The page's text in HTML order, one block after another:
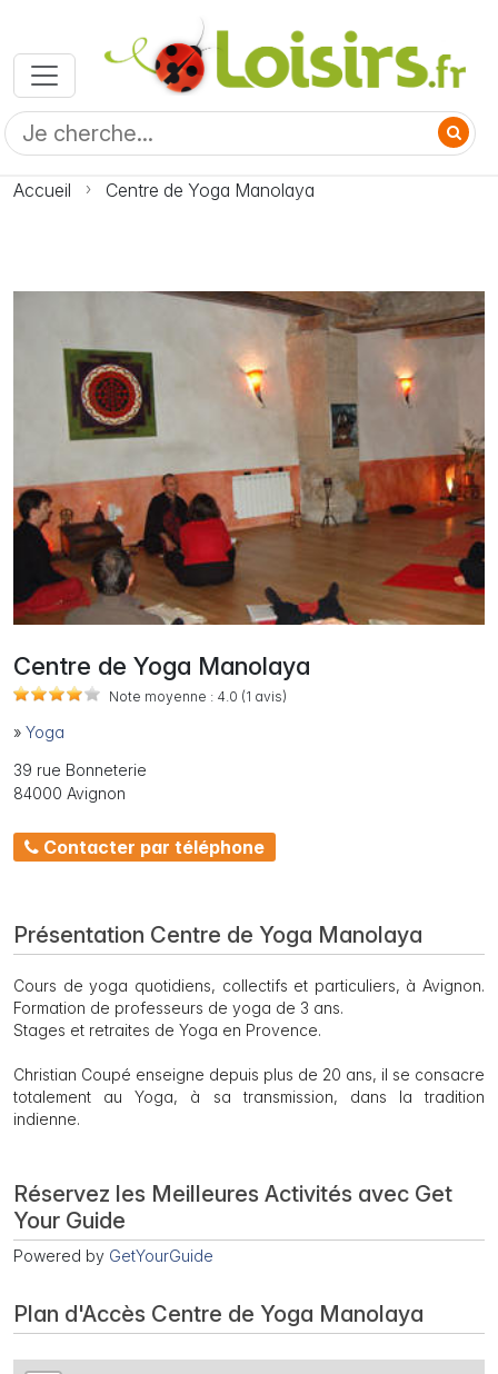
Accueil Centre de Yoga Manolaya
Photo Centre de Yoga Manolaya
Centre de Yoga Manolaya
Note moyenne : 4.0 (1 avis)
» Yoga
39 rue Bonneterie
84000 Avignon
Contacter par téléphone
Présentation Centre de Yoga Manolaya
Cours de yoga quotidiens, collectifs et particuliers, à Avignon.
Formation de professeurs de yoga de 3 ans.
Stages et retraites de Yoga en Provence.
Christian Coupé enseigne depuis plus de 20 ans, il se consacre
totalement au Yoga, à sa transmission, dans la tradition
indienne.
Réservez les Meilleures Activités avec Get
Your Guide
Powered by GetYourGuide
Plan d'Accès Centre de Yoga Manolaya